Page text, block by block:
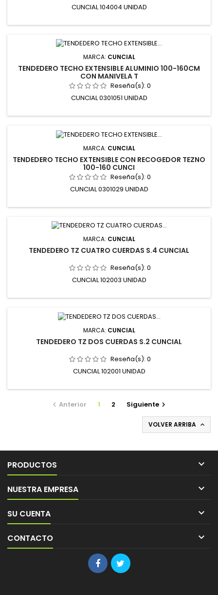
CUNCIAL 104004 UNIDAD
MARCA: CUNCIAL
TENDEDERO TECHO EXTENSIBLE ALUMINIO 100-160CM
CON MANIVELA T
Reseña(s): 0
CUNCIAL 0301051 UNIDAD
MARCA: CUNCIAL
TENDEDERO TECHO EXTENSIBLE CON RECOGEDOR TEZNO
100-160 CUNCI
Reseña(s): 0
CUNCIAL 0301029 UNIDAD
MARCA: CUNCIAL
TENDEDERO TZ CUATRO CUERDAS S.4 CUNCIAL
Reseña(s): 0
CUNCIAL 102003 UNIDAD
MARCA: CUNCIAL
TENDEDERO TZ DOS CUERDAS S.2 CUNCIAL
Reseña(s): 0
CUNCIAL 102001 UNIDAD
 Anterior 1 2 Siguiente 
VOLVER ARRIBA 
PRODUCTOS 
NUESTRA EMPRESA 
SU CUENTA 
CONTACTO 